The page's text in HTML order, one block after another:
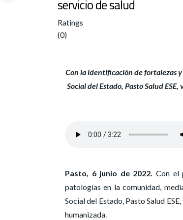
servicio de salud
Ratings
(0)
Con la identificación de fortalezas
Social del Estado, Pasto Salud
Pasto, 6 junio de 2022. Con el
patologías en la comunidad,
Social del Estado, Pasto Salud
humanizada.